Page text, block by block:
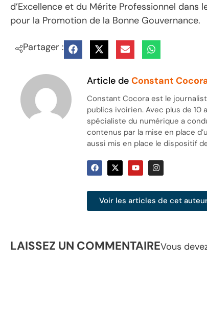
d’Excellence et du Mérite Professionnel dans
pour la Promotion de la Bonne Gouvernance.
Partager :
Article deConstant
Constant Cocora est le
publics ivoirien. Avec plus de 10
spécialiste du numérique a
contenus par la mise en place
aussi mis en place le dispositif
Voir les articles de cet
LAISSEZ UN COMMENTAIREVous